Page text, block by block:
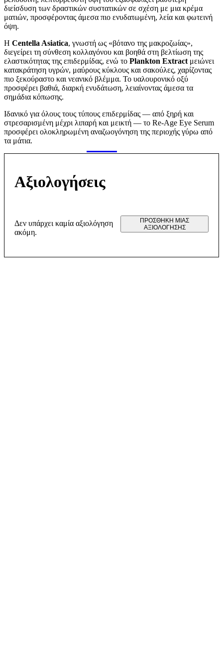
διείσδυση των δραστικών συστατικών σε σχέση με μια κρέμα
ματιών, προσφέροντας άμεσα πιο ενυδατωμένη, λεία και φωτεινή
όψη.
Η Centella Asiatica, γνωστή ως «βότανο της μακροζωίας»,
διεγείρει τη σύνθεση κολλαγόνου και βοηθά στη βελτίωση της
ελαστικότητας της επιδερμίδας, ενώ το Plankton Extract μειώνει
κατακράτηση υγρών, μαύρους κύκλους και σακούλες, χαρίζοντας
πιο ξεκούραστο και νεανικό βλέμμα. Το υαλουρονικό οξύ
προσφέρει βαθιά, διαρκή ενυδάτωση, λειαίνοντας άμεσα τα
σημάδια κόπωσης.
Ιδανικό για όλους τους τύπους επιδερμίδας — από ξηρή και
στρεσαρισμένη μέχρι λιπαρή και μεικτή — το Re-Age Eye Serum
προσφέρει ολοκληρωμένη αναζωογόνηση της περιοχής γύρω από
τα μάτια.
Αξιολογήσεις
Δεν υπάρχει καμία αξιολόγηση
ακόμη.
ΠΡΟΣΘΉΚΗ ΜΊΑΣ
ΑΞΙΟΛΌΓΗΣΗΣ